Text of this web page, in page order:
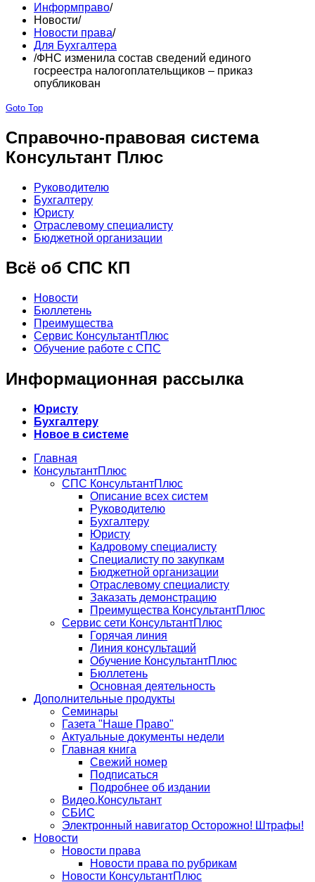
Информправо/
Новости/
Новости права/
Для Бухгалтера
/ФНС изменила состав сведений единого
госреестра налогоплательщиков – приказ
опубликован
Goto Top
Справочно-правовая система
Консультант Плюс
Руководителю
Бухгалтеру
Юристу
Отраслевому специалисту
Бюджетной организации
Всё об СПС КП
Новости
Бюллетень
Преимущества
Сервис КонсультантПлюс
Обучение работе с СПС
Информационная рассылка
Юристу
Бухгалтеру
Новое в системе
Главная
КонсультантПлюс
СПС КонсультантПлюс
Описание всех систем
Руководителю
Бухгалтеру
Юристу
Кадровому специалисту
Специалисту по закупкам
Бюджетной организации
Отраслевому специалисту
Заказать демонстрацию
Преимущества КонсультантПлюс
Сервис сети КонсультантПлюс
Горячая линия
Линия консультаций
Обучение КонсультантПлюс
Бюллетень
Основная деятельность
Дополнительные продукты
Семинары
Газета "Наше Право"
Актуальные документы недели
Главная книга
Свежий номер
Подписаться
Подробнее об издании
Видео.Консультант
СБИС
Электронный навигатор Осторожно! Штрафы!
Новости
Новости права
Новости права по рубрикам
Новости КонсультантПлюс